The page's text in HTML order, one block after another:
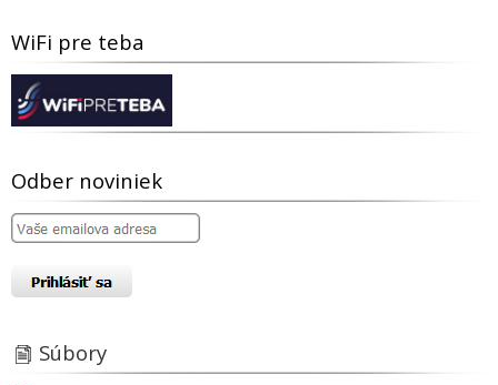
WiFi pre teba
Odber noviniek
Súbory